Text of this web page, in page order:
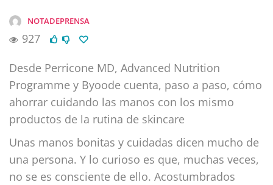
NOTADEPRENSA
927
Desde Perricone MD, Advanced Nutrition
Programme y Byoode cuenta, paso a paso, cómo
ahorrar cuidando las manos con los mismo
productos de la rutina de skincare
Unas manos bonitas y cuidadas dicen mucho de
una persona. Y lo curioso es que, muchas veces,
no se es consciente de ello. Acostumbrados